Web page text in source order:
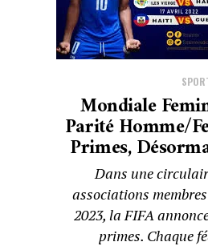
Mondiale
Parité Homme/
Primes,
Dans une
associations
2023, la FIFA
primes. Chaque